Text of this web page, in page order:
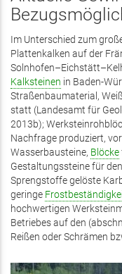
Im Unterschied zum
Plattenkalken auf der
Kalksteinen in Baden-
Straßenbaumaterial,
statt (Landesamt für
2013b);
Nachfrage produziert,
Wasserbausteine, Blöcke
Gestaltungssteine für
Sprengstoffe gelöste
geringe
hochwertigen
Betriebes auf den
Reißen oder Schrämen